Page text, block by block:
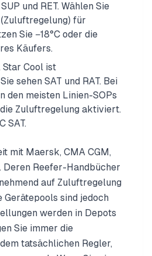
und RET. Wählen Sie
für
Sie −18°C oder die
Käufers.
Star Cool ist
sehen SAT und RAT. Bei
den meisten Linien-SOPs
Zuluftregelung aktiviert.
SAT.
mit Maersk, CMA CGM,
Deren Reefer-Handbücher
auf Zuluftregelung
sind jedoch
werden in Depots
Sie immer die
tatsächlichen Regler,